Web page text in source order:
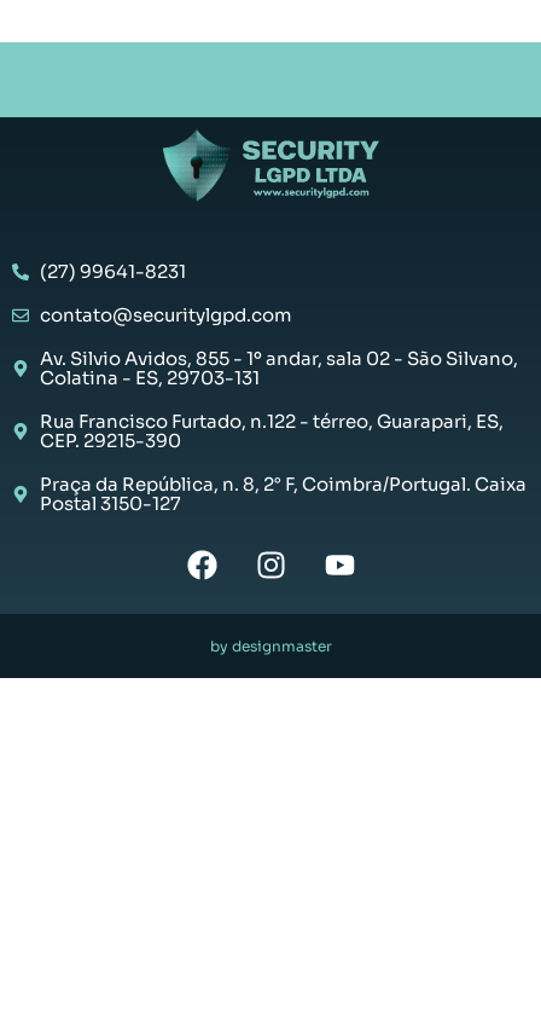
(27) 99641-8231
contato@securitylgpd.com
Av. Silvio Avidos, 855 - 1º andar, sala 02 - São Silvano,
Colatina - ES, 29703-131
Rua Francisco Furtado, n.122 - térreo, Guarapari, ES,
CEP. 29215-390
Praça da República, n. 8, 2° F, Coimbra/Portugal. Caixa
Postal 3150-127
by designmaster